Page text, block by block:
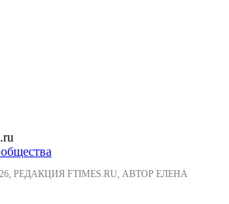
РЕДАКЦИЯ FTIMES.RU, АВТОР ЕЛЕНА